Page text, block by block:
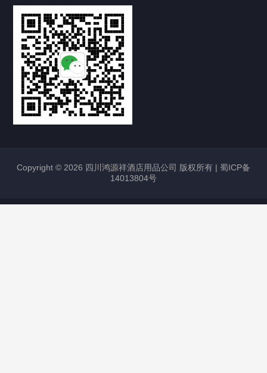
Copyright © 2026 四川鸿源祥酒店用品公司 版权所有 | 蜀ICP备
14013804号